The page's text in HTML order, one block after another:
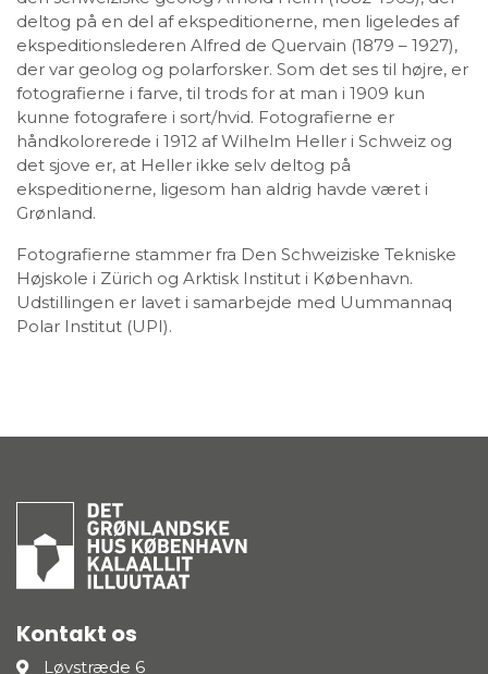
deltog på en del af ekspeditionerne, men ligeledes af
ekspeditionslederen Alfred de Quervain (1879 – 1927),
der var geolog og polarforsker. Som det ses til højre, er
fotografierne i farve, til trods for at man i 1909 kun
kunne fotografere i sort/hvid. Fotografierne er
håndkolorerede i 1912 af Wilhelm Heller i Schweiz og
det sjove er, at Heller ikke selv deltog på
ekspeditionerne, ligesom han aldrig havde været i
Grønland.
Fotografierne stammer fra Den Schweiziske Tekniske
Højskole i Zürich og Arktisk Institut i København.
Udstillingen er lavet i samarbejde med Uummannaq
Polar Institut (UPI).
Kontakt os
Løvstræde 6